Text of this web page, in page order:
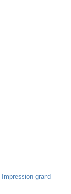
Impression grand